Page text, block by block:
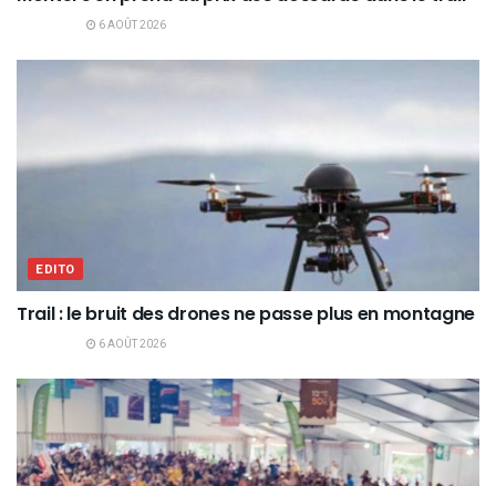
6 AOÛT 2026
EDITO
Trail : le bruit des drones ne passe plus en montagne
6 AOÛT 2026